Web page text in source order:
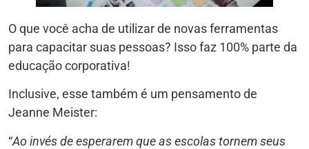
O que você acha de utilizar de novas ferramentas
para capacitar suas pessoas? Isso faz 100% parte da
educação corporativa!
Inclusive, esse também é um pensamento de
Jeanne Meister:
“Ao invés de esperarem que as escolas tornem seus